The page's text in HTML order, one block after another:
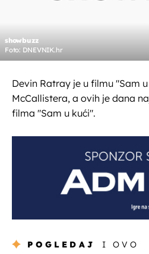
showbuzz
Foto: DNEVNIK.hr
Devin Ratray je u filmu "Sam
McCallistera, a ovih je dana
filma "Sam u kući".
POGLEDAJ I OVO